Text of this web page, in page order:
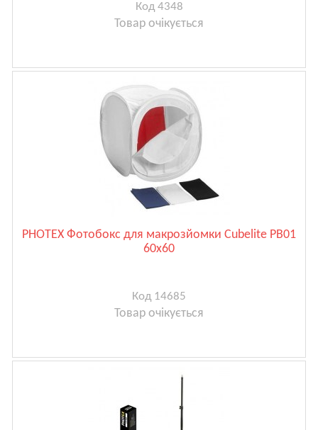
Код 4348
Товар очікується
PHOTEX Фотобокс для макрозйомки Cubelite PB01
60x60
Код 14685
Товар очікується